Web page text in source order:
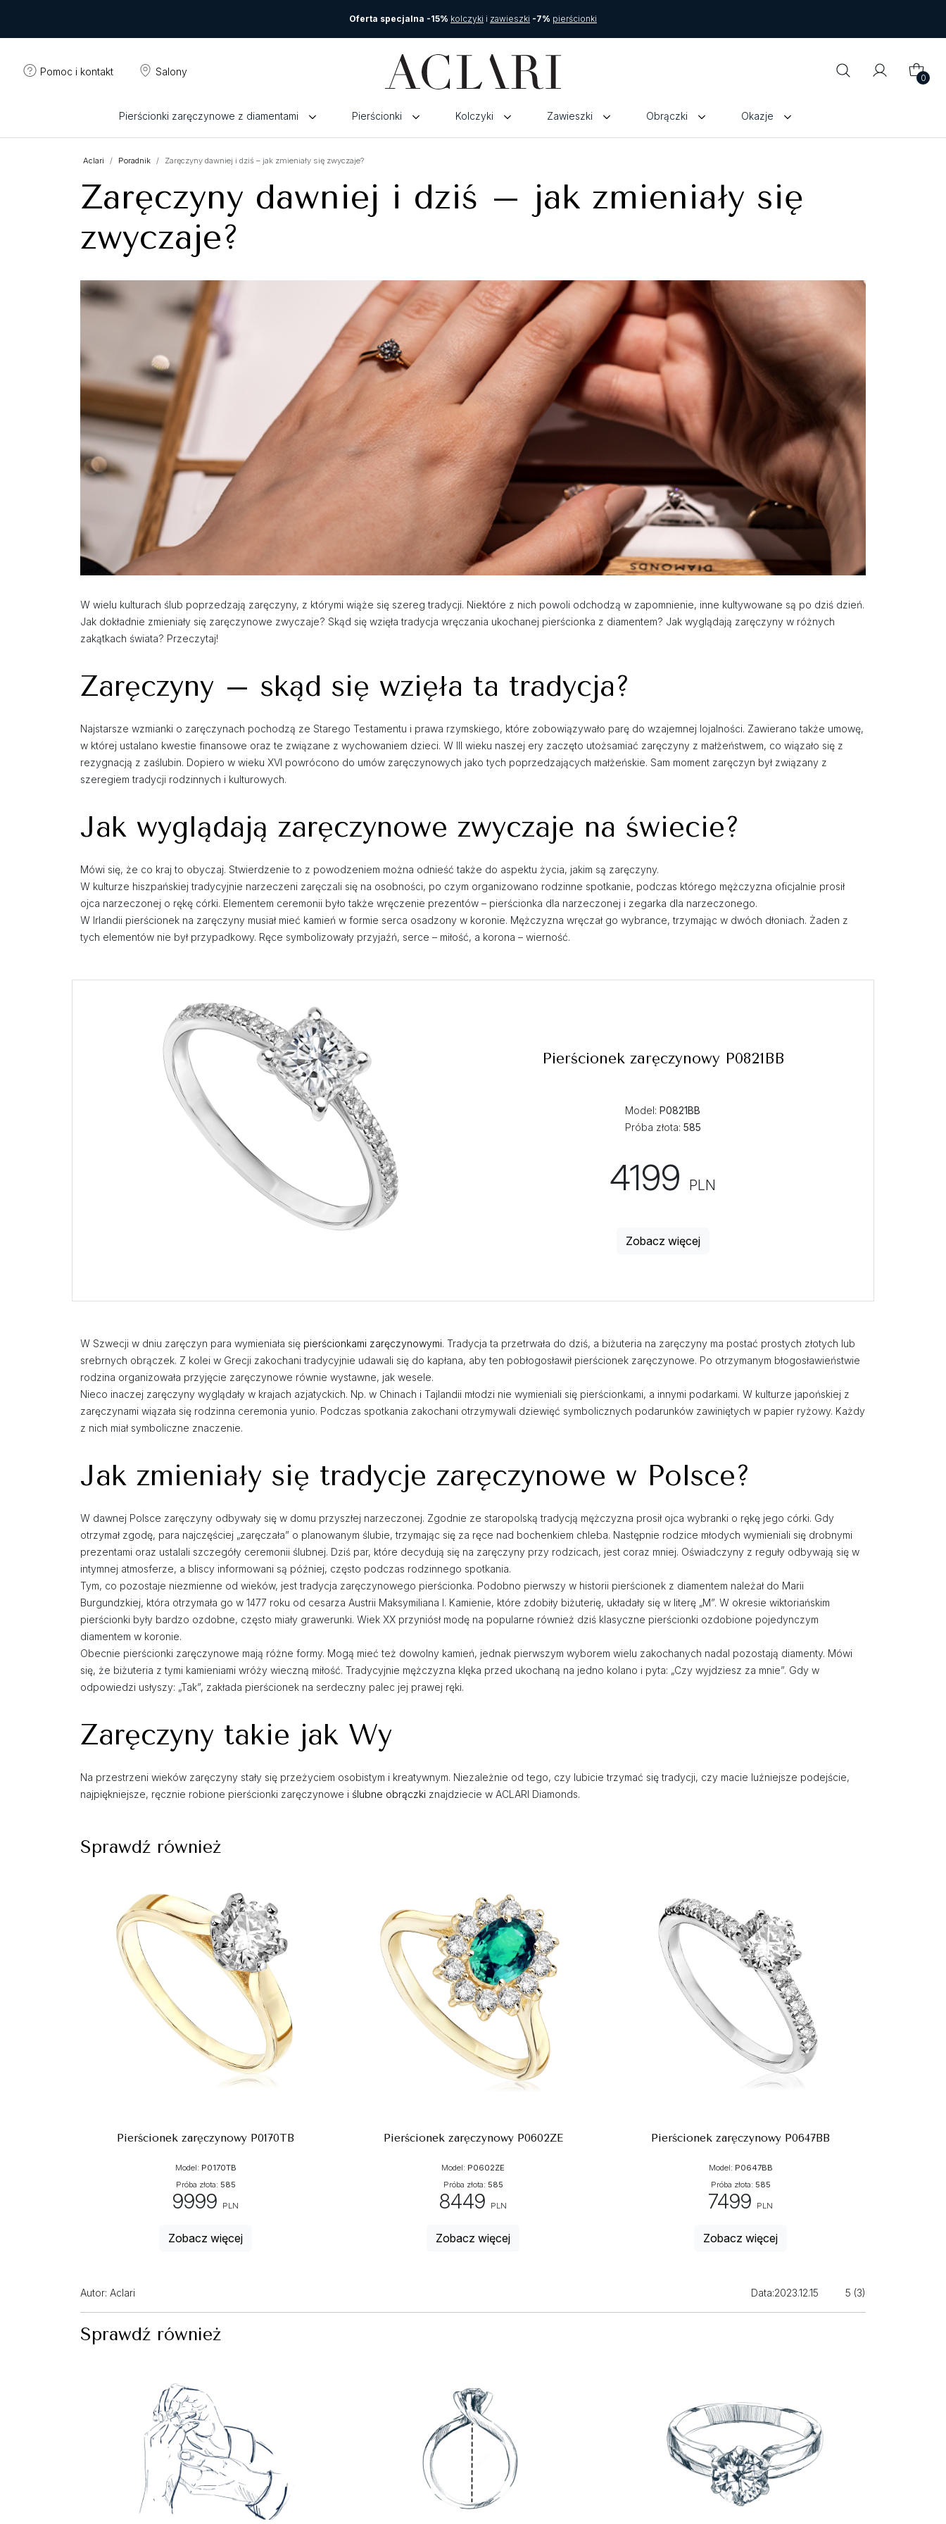
Oferta specjalna -15% kolczyki i zawieszki -7% pierścionki
Pomoc i kontakt Salony
0
Pierścionki zaręczynowe z diamentami Pierścionki Kolczyki Zawieszki Obrączki Okazje
Aclari Poradnik Zaręczyny dawniej i dziś – jak zmieniały się zwyczaje?
Zaręczyny dawniej i dziś – jak zmieniały się
zwyczaje?
W wielu kulturach ślub poprzedzają zaręczyny, z którymi wiąże się szereg tradycji. Niektóre z nich powoli odchodzą w zapomnienie, inne kultywowane są po dziś dzień.
Jak dokładnie zmieniały się zaręczynowe zwyczaje? Skąd się wzięła tradycja wręczania ukochanej pierścionka z diamentem? Jak wyglądają zaręczyny w różnych
zakątkach świata? Przeczytaj!
Zaręczyny – skąd się wzięła ta tradycja?
Najstarsze wzmianki o zaręczynach pochodzą ze Starego Testamentu i prawa rzymskiego, które zobowiązywało parę do wzajemnej lojalności. Zawierano także umowę,
w której ustalano kwestie finansowe oraz te związane z wychowaniem dzieci. W III wieku naszej ery zaczęto utożsamiać zaręczyny z małżeństwem, co wiązało się z
rezygnacją z zaślubin. Dopiero w wieku XVI powrócono do umów zaręczynowych jako tych poprzedzających małżeńskie. Sam moment zaręczyn był związany z
szeregiem tradycji rodzinnych i kulturowych.
Jak wyglądają zaręczynowe zwyczaje na świecie?
Mówi się, że co kraj to obyczaj. Stwierdzenie to z powodzeniem można odnieść także do aspektu życia, jakim są zaręczyny.
W kulturze hiszpańskiej tradycyjnie narzeczeni zaręczali się na osobności, po czym organizowano rodzinne spotkanie, podczas którego mężczyzna oficjalnie prosił
ojca narzeczonej o rękę córki. Elementem ceremonii było także wręczenie prezentów – pierścionka dla narzeczonej i zegarka dla narzeczonego.
W Irlandii pierścionek na zaręczyny musiał mieć kamień w formie serca osadzony w koronie. Mężczyzna wręczał go wybrance, trzymając w dwóch dłoniach. Żaden z
tych elementów nie był przypadkowy. Ręce symbolizowały przyjaźń, serce – miłość, a korona – wierność.
Pierścionek zaręczynowy P0821BB
Model: P0821BB
Próba złota: 585
4199 PLN
Zobacz więcej
W Szwecji w dniu zaręczyn para wymieniała się pierścionkami zaręczynowymi. Tradycja ta przetrwała do dziś, a biżuteria na zaręczyny ma postać prostych złotych lub
srebrnych obrączek. Z kolei w Grecji zakochani tradycyjnie udawali się do kapłana, aby ten pobłogosławił pierścionek zaręczynowe. Po otrzymanym błogosławieństwie
rodzina organizowała przyjęcie zaręczynowe równie wystawne, jak wesele.
Nieco inaczej zaręczyny wyglądały w krajach azjatyckich. Np. w Chinach i Tajlandii młodzi nie wymieniali się pierścionkami, a innymi podarkami. W kulturze japońskiej z
zaręczynami wiązała się rodzinna ceremonia yunio. Podczas spotkania zakochani otrzymywali dziewięć symbolicznych podarunków zawiniętych w papier ryżowy. Każdy
z nich miał symboliczne znaczenie.
Jak zmieniały się tradycje zaręczynowe w Polsce?
W dawnej Polsce zaręczyny odbywały się w domu przyszłej narzeczonej. Zgodnie ze staropolską tradycją mężczyzna prosił ojca wybranki o rękę jego córki. Gdy
otrzymał zgodę, para najczęściej „zaręczała” o planowanym ślubie, trzymając się za ręce nad bochenkiem chleba. Następnie rodzice młodych wymieniali się drobnymi
prezentami oraz ustalali szczegóły ceremonii ślubnej. Dziś par, które decydują się na zaręczyny przy rodzicach, jest coraz mniej. Oświadczyny z reguły odbywają się w
intymnej atmosferze, a bliscy informowani są później, często podczas rodzinnego spotkania.
Tym, co pozostaje niezmienne od wieków, jest tradycja zaręczynowego pierścionka. Podobno pierwszy w historii pierścionek z diamentem należał do Marii
Burgundzkiej, która otrzymała go w 1477 roku od cesarza Austrii Maksymiliana I. Kamienie, które zdobiły biżuterię, układały się w literę „M”. W okresie wiktoriańskim
pierścionki były bardzo ozdobne, często miały grawerunki. Wiek XX przyniósł modę na popularne również dziś klasyczne pierścionki ozdobione pojedynczym
diamentem w koronie.
Obecnie pierścionki zaręczynowe mają różne formy. Mogą mieć też dowolny kamień, jednak pierwszym wyborem wielu zakochanych nadal pozostają diamenty. Mówi
się, że biżuteria z tymi kamieniami wróży wieczną miłość. Tradycyjnie mężczyzna klęka przed ukochaną na jedno kolano i pyta: „Czy wyjdziesz za mnie”. Gdy w
odpowiedzi usłyszy: „Tak”, zakłada pierścionek na serdeczny palec jej prawej ręki.
Zaręczyny takie jak Wy
Na przestrzeni wieków zaręczyny stały się przeżyciem osobistym i kreatywnym. Niezależnie od tego, czy lubicie trzymać się tradycji, czy macie luźniejsze podejście,
najpiękniejsze, ręcznie robione pierścionki zaręczynowe i ślubne obrączki znajdziecie w ACLARI Diamonds.
Sprawdź również
Pierścionek zaręczynowy P0170TB
Model: P0170TB
Próba złota: 585
9999 PLN
Zobacz więcej
Pierścionek zaręczynowy P0602ZE
Model: P0602ZE
Próba złota: 585
8449 PLN
Zobacz więcej
Pierścionek zaręczynowy P0647BB
Model: P0647BB
Próba złota: 585
7499 PLN
Zobacz więcej
Autor: Aclari Data:2023.12.15 5 (3)
Sprawdź również